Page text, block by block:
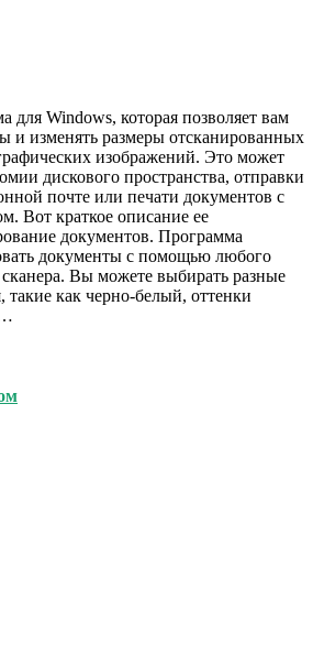
Windows, которая позволяет вам
и изменять размеры отсканированных
изображений. Это может
дискового пространства, отправки
почте или печати документов с
Вот краткое описание ее
документов. Программа
документы с помощью любого
Вы можете выбирать разные
как черно-белый, оттенки